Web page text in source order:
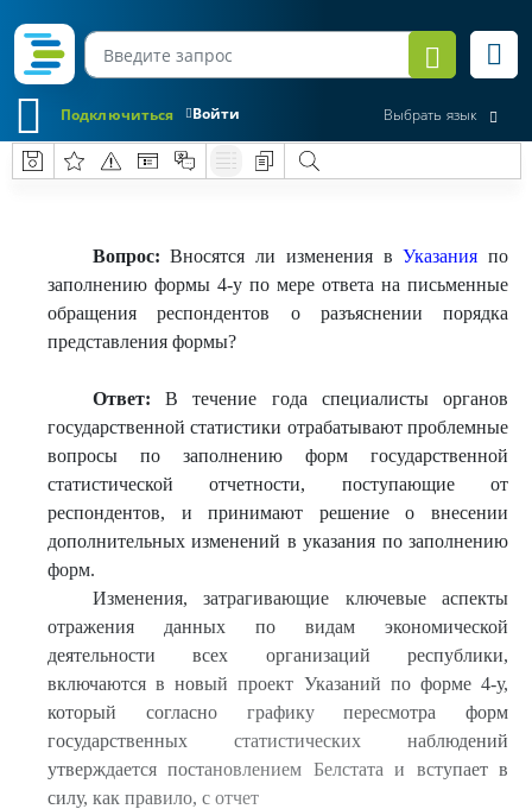
Войти
Подключиться Выбрать язык
Вопрос: Вносятся ли изменения вУказания по
заполнению формы 4-у по мере ответа на письменные
обращения респондентов о разъяснении порядка
представления формы?
Ответ: В течение года специалисты органов
государственной статистики отрабатывают проблемные
вопросы по заполнению форм государственной
статистической отчетности, поступающие от
респондентов, и принимают решение о внесении
дополнительных изменений в указания по заполнению
форм.
Изменения, затрагивающие ключевые аспекты
отражения данных по видам экономической
деятельности всех организаций республики,
включаются в новый проект Указаний по форме 4-у,
который согласно графику пересмотра форм
государственных статистических наблюдений
утверждается постановлением Белстата и вступает в
силу, как правило, с отчет